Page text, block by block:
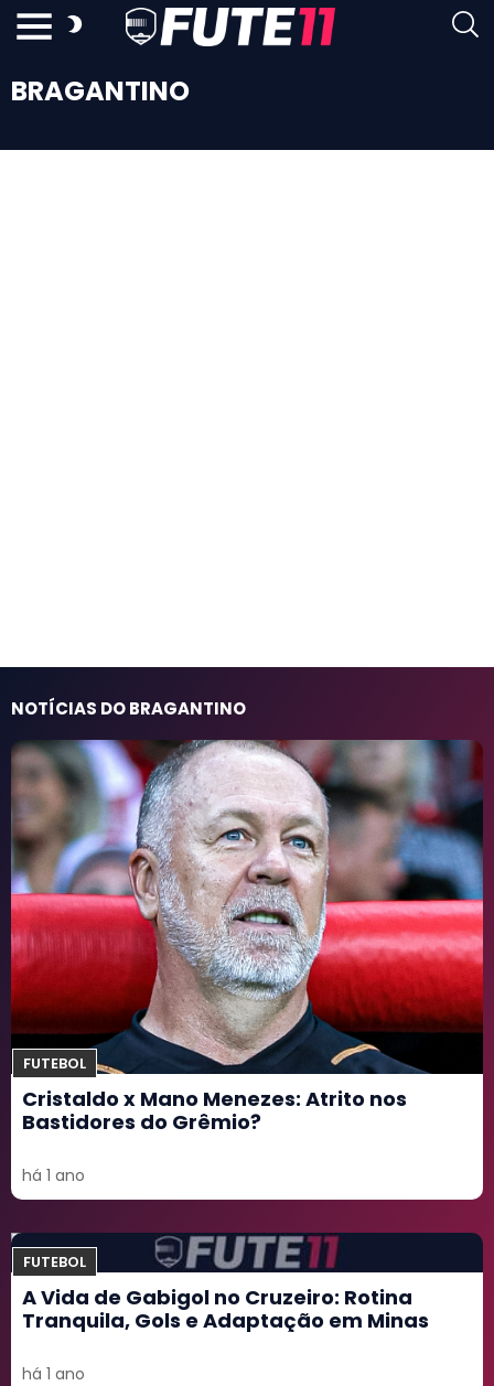
BRAGANTINO
NOTÍCIAS DO BRAGANTINO
FUTEBOL
Cristaldo x Mano Menezes: Atrito nos
Bastidores do Grêmio?
há 1 ano
FUTEBOL
A Vida de Gabigol no Cruzeiro: Rotina
Tranquila, Gols e Adaptação em Minas
há 1 ano